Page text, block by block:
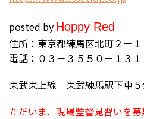
posted by Hoppy Red
住所：東京都練馬区北町２－
電話：０３－３５５０－１３
東武東上線 東武練馬駅下車
ただいま、現場監督見習いを募